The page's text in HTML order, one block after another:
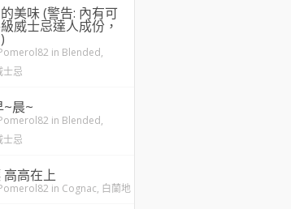
美味 (警告: 內有可
威士忌達人成份，
in Blended,
士忌
~晨~
in Blended,
士忌
高高在上
in Cognac, 白蘭地